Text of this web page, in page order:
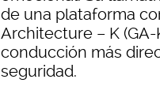
de una plataforma
Architecture – K
conducción más
seguridad.